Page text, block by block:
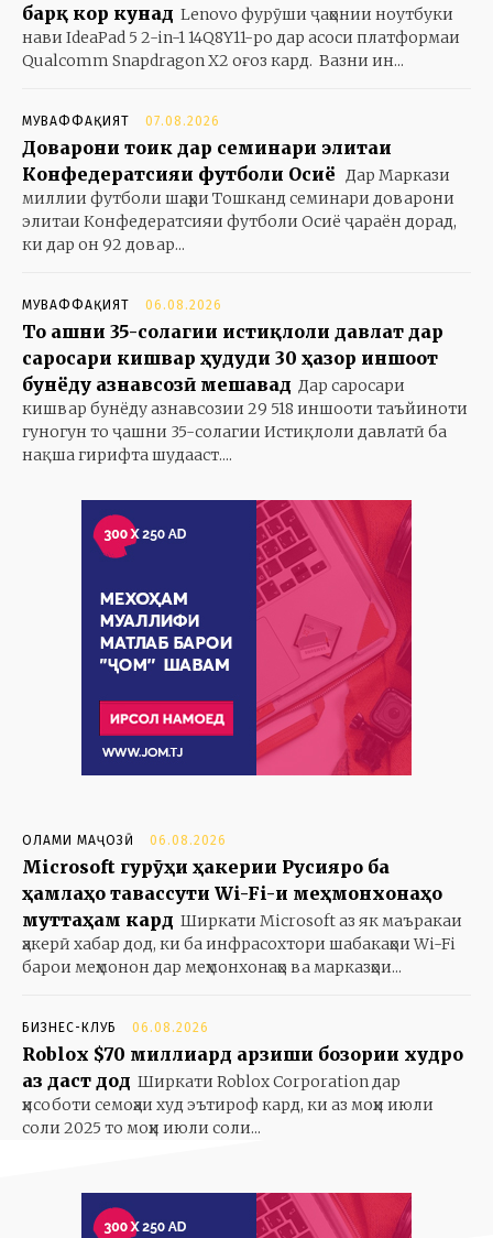
барқ кор кунад Lenovo фурӯши ҷаҳонии ноутбуки
нави IdeaPad 5 2-in-1 14Q8Y11-ро дар асоси платформаи
Qualcomm Snapdragon X2 оғоз кард. Вазни ин...
МУВАФФАҚИЯТ 07.08.2026
Доварони тоҷик дар семинари элитаи
Конфедератсияи футболи Осиё
Дар Маркази
миллии футболи шаҳри Тошканд семинари доварони
элитаи Конфедератсияи футболи Осиё ҷараён дорад,
ки дар он 92 довар...
МУВАФФАҚИЯТ 06.08.2026
То ҷашни 35-солагии истиқлоли давлат дар
саросари кишвар ҳудуди 30 ҳазор иншоот
бунёду азнавсозӣ мешавад Дар саросари
кишвар бунёду азнавсозии 29 518 иншооти таъйиноти
гуногун то ҷашни 35-солагии Истиқлоли давлатӣ ба
нақша гирифта шудааст....
ОЛАМИ МАҶОЗӢ 06.08.2026
Microsoft гурӯҳи ҳакерии Русияро ба
ҳамлаҳо тавассути Wi-Fi-и меҳмонхонаҳо
муттаҳам кард Ширкати Microsoft аз як маъракаи
ҳакерӣ хабар дод, ки ба инфрасохтори шабакаҳои Wi-Fi
барои меҳмонон дар меҳмонхонаҳо ва марказҳои...
БИЗНЕС-КЛУБ 06.08.2026
Roblox $70 миллиард арзиши бозории худро
аз даст дод Ширкати Roblox Corporation дар
ҳисоботи семоҳаи худ эътироф кард, ки аз моҳи июли
соли 2025 то моҳи июли соли...